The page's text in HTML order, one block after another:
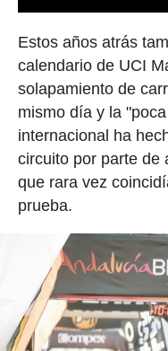
Estos años atrás
calendario de UCI
solapamiento de
mismo día y la
internacional ha
circuito por parte de
que rara vez
prueba.